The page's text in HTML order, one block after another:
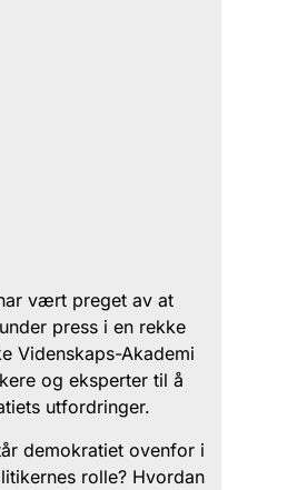
vært preget av at
press i en rekke
Videnskaps-Akademi
og eksperter til å
utfordringer.
demokratiet ovenfor i
rolle? Hvordan